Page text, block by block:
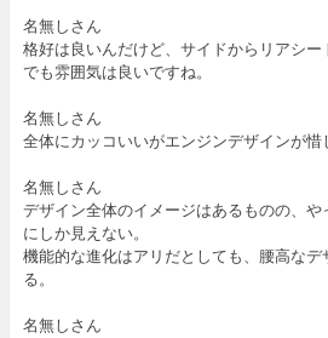
名無しさん
格好は良いんだけど、サイドからリアシー
でも雰囲気は良いですね。
名無しさん
全体にカッコいいがエンジンデザインが惜
名無しさん
デザイン全体のイメージはあるものの、
にしか見えない。
機能的な進化はアリだとしても、腰高な
る。
名無しさん